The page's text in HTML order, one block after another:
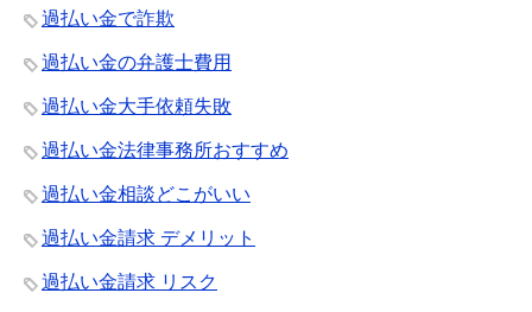
過払い金で詐欺
過払い金の弁護士費用
過払い金大手依頼失敗
過払い金法律事務所おすすめ
過払い金相談どこがいい
過払い金請求 デメリット
過払い金請求 リスク